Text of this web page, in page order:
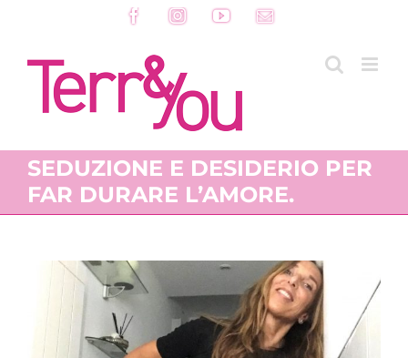
FacebookInstagramYouTubeEmail
SEDUZIONE E DESIDERIO PER
FAR DURARE L’AMORE.